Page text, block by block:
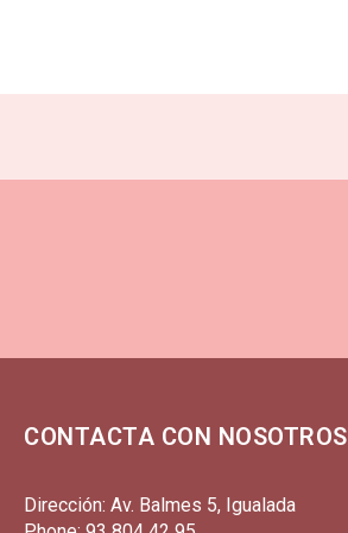
CONTACTA CON NOSOTROS
Dirección: Av. Balmes 5, Igualada